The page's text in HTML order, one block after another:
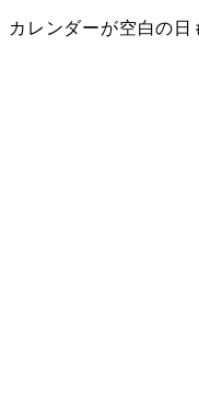
カレンダーが空白の日